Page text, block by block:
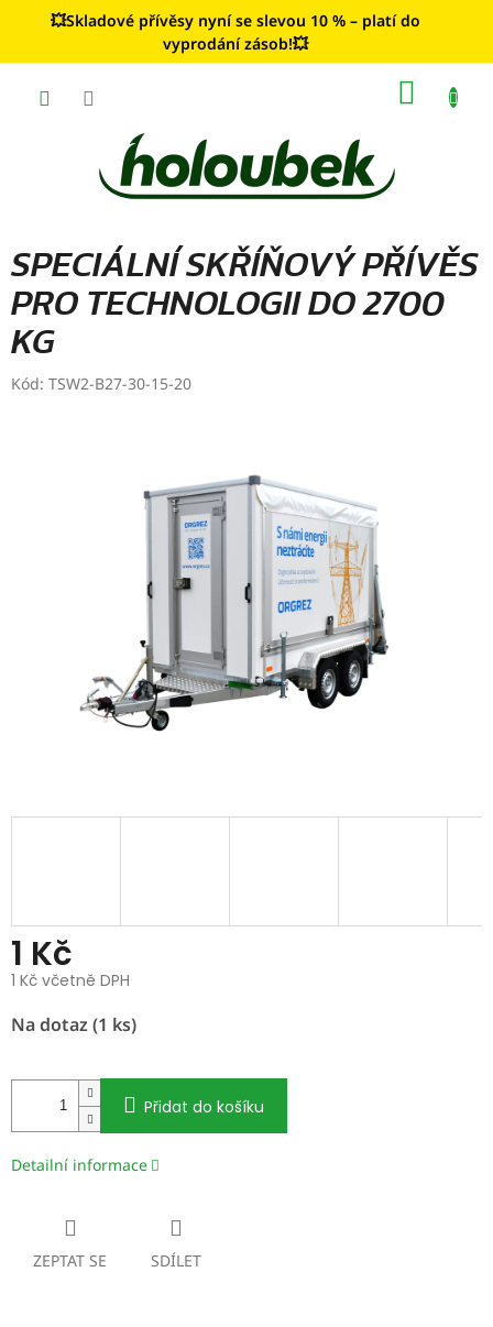
💥Skladové přívěsy nyní se slevou 10 % – platí do
vyprodání zásob!💥
SPECIÁLNÍ SKŘÍŇOVÝ PŘÍVĚS
PRO TECHNOLOGII DO 2700
KG
Kód: TSW2-B27-30-15-20
1 Kč
1 Kč včetně DPH
cena:
Na dotaz(1 ks)
Přidat do košíku
Detailní informace
ZEPTAT SE SDÍLET